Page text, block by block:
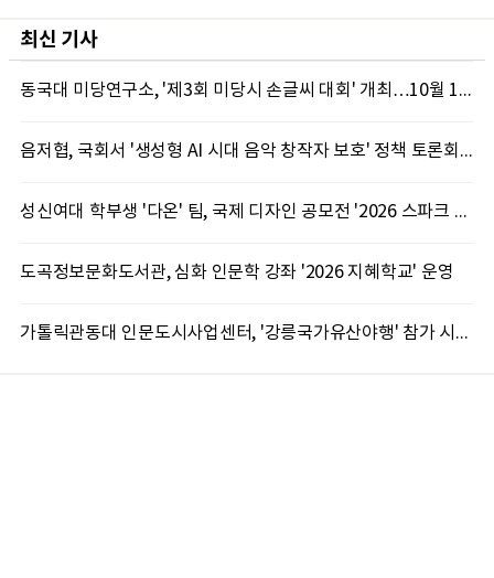
최신 기사
동국대 미당연구소, '제3회 미당시 손글씨 대회' 개최…10월 12일까지 접수
음저협, 국회서 '생성형 AI 시대 음악 창작자 보호' 정책 토론회 10일 개최
성신여대 학부생 '다온' 팀, 국제 디자인 공모전 '2026 스파크 어워드' 동상 수상
도곡정보문화도서관, 심화 인문학 강좌 '2026 지혜학교' 운영
가톨릭관동대 인문도시사업센터, '강릉국가유산야행' 참가 시민 15명 모집